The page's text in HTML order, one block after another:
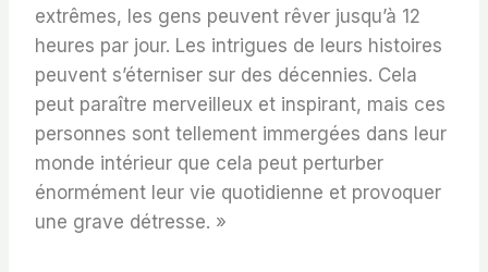
extrêmes, les gens peuvent rêver jusqu’à 12
heures par jour. Les intrigues de leurs histoires
peuvent s’éterniser sur des décennies. Cela
peut paraître merveilleux et inspirant, mais ces
personnes sont tellement immergées dans leur
monde intérieur que cela peut perturber
énormément leur vie quotidienne et provoquer
une grave détresse. »